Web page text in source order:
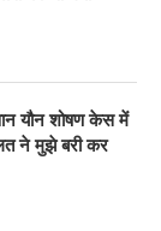
यौन शोषण केस में
ने मुझे बरी कर